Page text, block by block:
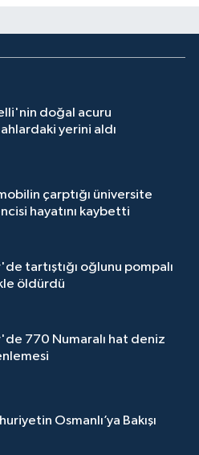
doğal acuru
yerini aldı
çarptığı üniversite
hayatını kaybetti
tartıştığı oğlunu pompalı
öldürdü
770 Numaralı hat deniz
Osmanlı’ya Bakışı